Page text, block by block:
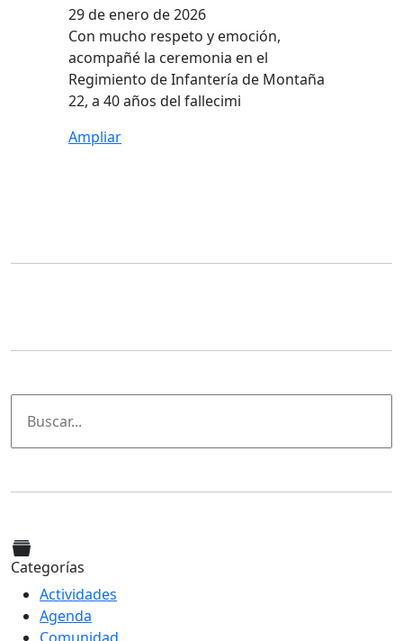
29 de enero de 2026
Con mucho respeto y emoción,
acompañé la ceremonia en el
Regimiento de Infantería de Montaña
22, a 40 años del fallecimi
Ampliar
Categorías
Actividades
Agenda